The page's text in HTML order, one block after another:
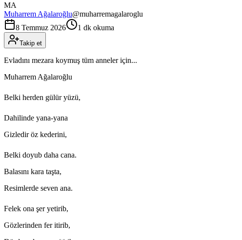
MA
Muharrem Ağalaroğlu@muharremagalaroglu
8 Temmuz 2026
1 dk okuma
Takip et
Evladını mezara koymuş tüm anneler için...
Muharrem Ağalaroğlu
Belki herden gülür yüzü,
Dahilinde yana-yana
Gizledir öz kederini,
Belki doyub daha cana.
Balasını kara taşta,
Resimlerde seven ana.
Felek ona şer yetirib,
Gözlerinden fer itirib,